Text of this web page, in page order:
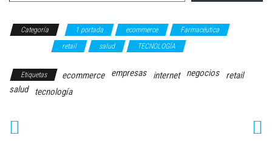
Categoría 1 portada ecommerce
Farmacéutica
retail salud TECNOLOGÍA
Etiquetas ecommerce empresas internet negocios
retail
salud
tecnología